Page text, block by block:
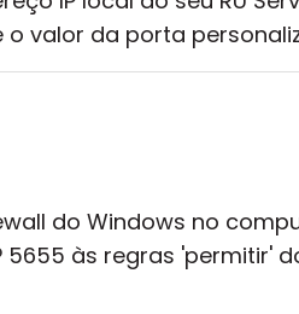
valor da porta
do Windows no
às regras 'permitir'